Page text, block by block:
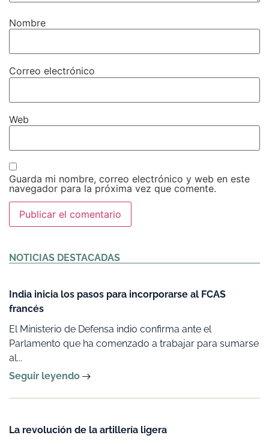
Nombre
Correo electrónico
Web
Guarda mi nombre, correo electrónico y web en este
navegador para la próxima vez que comente.
NOTICIAS DESTACADAS
India inicia los pasos para incorporarse al FCAS
francés
El Ministerio de Defensa indio confirma ante el
Parlamento que ha comenzado a trabajar para sumarse
al...
Seguir leyendo
La revolución de la artillería ligera